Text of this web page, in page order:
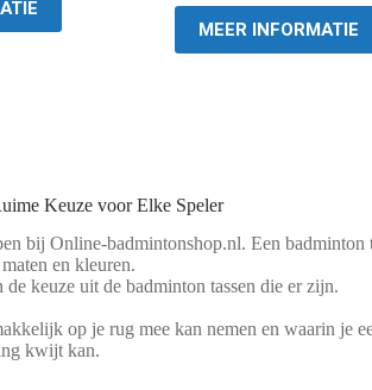
€ 74,95.
€ 59,95.
MEER INFORMATIE
Keuze voor Elke Speler
bij Online-badmintonshop.nl. Een badminton
en kleuren.
keuze uit de badminton tassen die er zijn.
op je rug mee kan nemen en waarin je
kwijt kan.